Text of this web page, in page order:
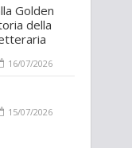
Golden
della
16/07/2026
15/07/2026